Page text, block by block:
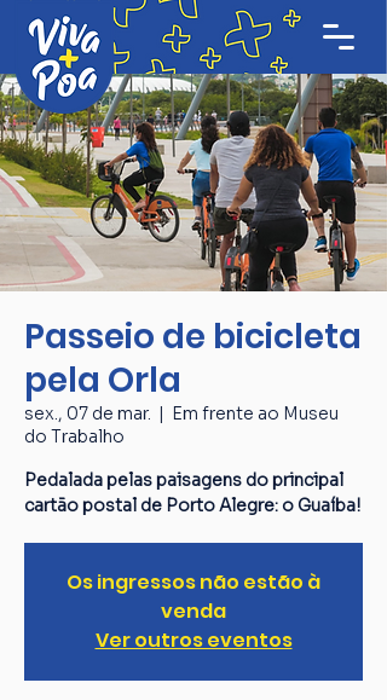
Passeio de bicicleta
pela Orla
sex., 07 de mar.
  |
Em frente ao Museu
do Trabalho
Pedalada pelas paisagens do principal
cartão postal de Porto Alegre: o Guaíba!
Os ingressos não estão à
venda
Ver outros eventos